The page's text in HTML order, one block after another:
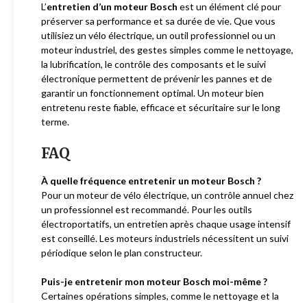
L’entretien d’un moteur Bosch est un élément clé pour
préserver sa performance et sa durée de vie. Que vous
utilisiez un vélo électrique, un outil professionnel ou un
moteur industriel, des gestes simples comme le nettoyage,
la lubrification, le contrôle des composants et le suivi
électronique permettent de prévenir les pannes et de
garantir un fonctionnement optimal. Un moteur bien
entretenu reste fiable, efficace et sécuritaire sur le long
terme.
FAQ
À quelle fréquence entretenir un moteur Bosch ?
Pour un moteur de vélo électrique, un contrôle annuel chez
un professionnel est recommandé. Pour les outils
électroportatifs, un entretien après chaque usage intensif
est conseillé. Les moteurs industriels nécessitent un suivi
périodique selon le plan constructeur.
Puis-je entretenir mon moteur Bosch moi-même ?
Certaines opérations simples, comme le nettoyage et la